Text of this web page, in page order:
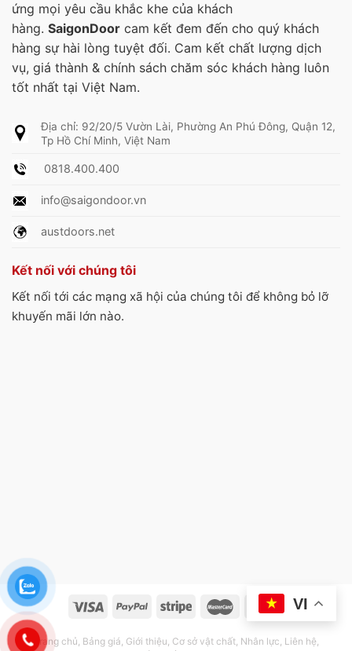
ứng mọi yêu cầu khắc khe của khách
hàng. SaigonDoor cam kết đem đến cho quý khách
hàng sự hài lòng tuyệt đối. Cam kết chất lượng dịch
vụ, giá thành & chính sách chăm sóc khách hàng luôn
tốt nhất tại Việt Nam.
Địa chỉ: 92/20/5 Vườn Lài, Phường An Phú Đông, Quận 12,
Tp Hồ Chí Minh, Việt Nam
0818.400.400
info@saigondoor.vn
austdoors.net
Kết nối với chúng tôi
Kết nối tới các mạng xã hội của chúng tôi để không bỏ lỡ
khuyến mãi lớn nào.
VI
Trang chủ Bảng giá Giới thiệu Cơ sở vật chất Nhân lực Liên hệ